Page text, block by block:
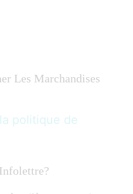
Les Marchandises
la politique de